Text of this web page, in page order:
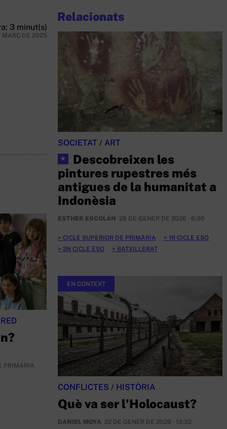
3 minut(s)
MARÇ DE 2025
PRIMÀRIA
Relacionats
SOCIETAT / ART
★
Descobreixen les
pintures rupestres més
antigues de la humanitat a
Indonèsia
ESTHER ESCOLÁN 28 DE GENER DE 2026 · 6:00
CICLE SUPERIOR DE PRIMÀRIA
1R CICLE ESO
2N CICLE ESO
BATXILLERAT
EN CONTEXT
CONFLICTES / HISTÒRIA
Què va ser l’Holocaust?
DANIEL MOYA 22 DE GENER DE 2026 · 13:32